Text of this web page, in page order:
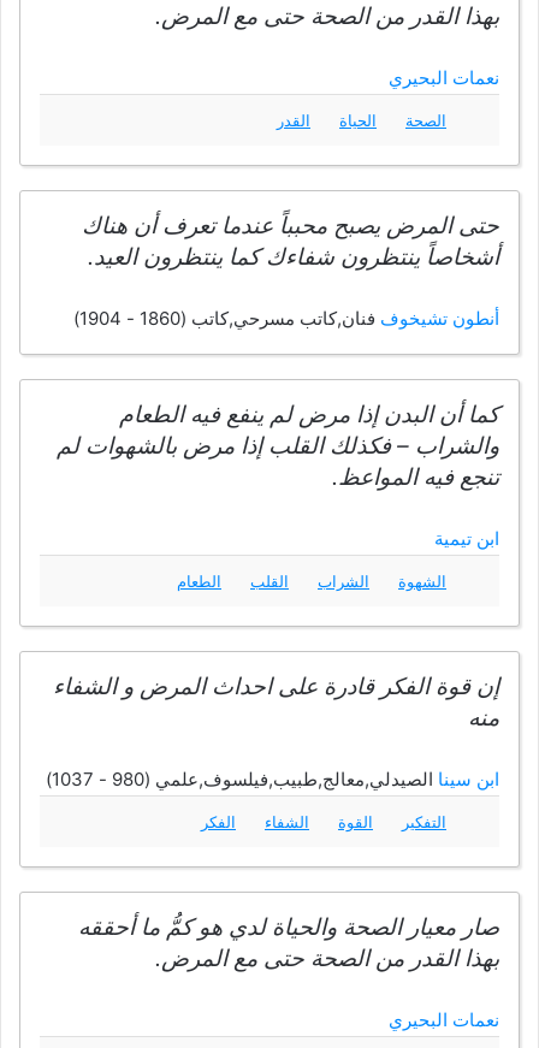
بهذا القدر من الصحة حتى مع المرض.
نعمات البحيري
الصحة الحياة القدر
حتى المرض يصبح محبباً عندما تعرف أن هناك
أشخاصاً ينتظرون شفاءك كما ينتظرون العيد.
أنطون تشيخوف فنان,كاتب مسرحي,كاتب (1860 - 1904)
كما أن البدن إذا مرض لم ينفع فيه الطعام
والشراب – فكذلك القلب إذا مرض بالشهوات لم
تنجع فيه المواعظ.
ابن تيمية
الشهوة الشراب القلب الطعام
إن قوة الفكر قادرة على احداث المرض و الشفاء
منه
ابن سينا الصيدلي,معالج,طبيب,فيلسوف,علمي (980 - 1037)
التفكير القوة الشفاء الفكر
صار معيار الصحة والحياة لدي هو كمُّ ما أحققه
بهذا القدر من الصحة حتى مع المرض.
نعمات البحيري